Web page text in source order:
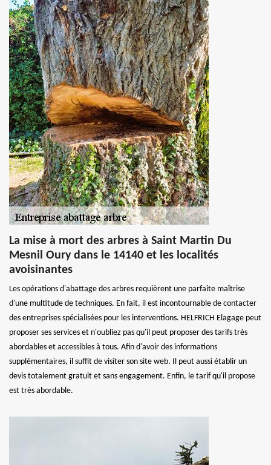
La mise à mort des arbres à Saint Martin Du
Mesnil Oury dans le 14140 et les localités
avoisinantes
Les opérations d'abattage des arbres requièrent une parfaite maîtrise
d'une multitude de techniques. En fait, il est incontournable de contacter
des entreprises spécialisées pour les interventions. HELFRICH Elagage peut
proposer ses services et n'oubliez pas qu'il peut proposer des tarifs très
abordables et accessibles à tous. Afin d'avoir des informations
supplémentaires, il suffit de visiter son site web. Il peut aussi établir un
devis totalement gratuit et sans engagement. Enfin, le tarif qu'il propose
est très abordable.